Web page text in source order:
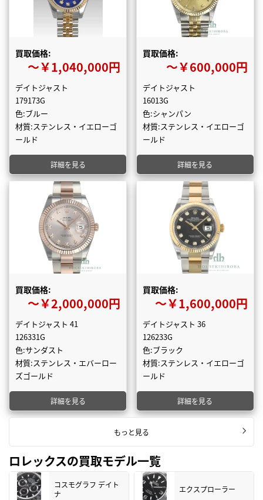
買取価格:
〜￥1,040,000円
デイトジャスト
179173G
色:ブルー
材質:ステンレス・イエローゴ
ールド
詳細を見る
買取価格:
〜￥600,000円
デイトジャスト
16013G
色:シャンパン
材質:ステンレス・イエローゴ
ールド
詳細を見る
買取価格:
〜￥2,000,000円
デイトジャスト 41
126331G
色:サンダスト
材質:ステンレス・エバーロー
ズゴールド
詳細を見る
買取価格:
〜￥1,600,000円
デイトジャスト 36
126233G
色:ブラック
材質:ステンレス・イエローゴ
ールド
詳細を見る
もっと見る
ロレックスの買取モデル一覧
コスモグラフ デイト
ナ
エクスプローラー